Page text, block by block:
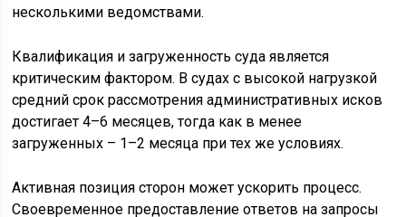
несколькими ведомствами.
Квалификация и загруженность суда является
критическим фактором. В судах с высокой нагрузкой
средний срок рассмотрения административных исков
достигает 4–6 месяцев, тогда как в менее
загруженных – 1–2 месяца при тех же условиях.
Активная позиция сторон может ускорить процесс.
Своевременное предоставление ответов на запросы